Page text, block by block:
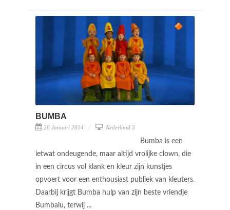
BUMBA
20 Januari 2014 Nederland 3
Bumba is een
ietwat ondeugende, maar altijd vrolijke clown, die
in een circus vol klank en kleur zijn kunstjes
opvoert voor een enthousiast publiek van kleuters.
Daarbij krijgt Bumba hulp van zijn beste vriendje
Bumbalu, terwij ...